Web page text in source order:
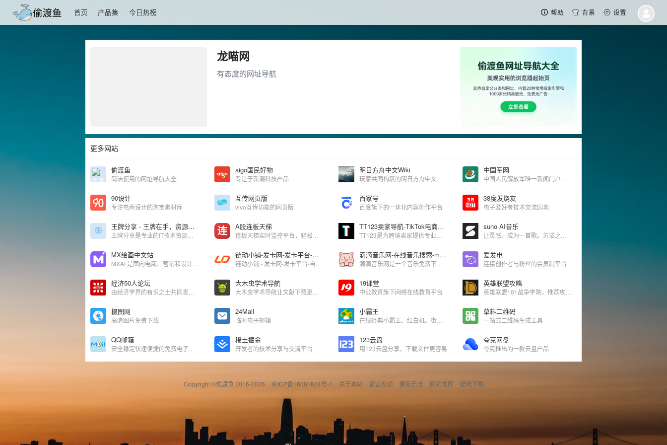
首页 产品集 今日热榜 帮助 背景 设置
龙喵网
有态度的网址导航
更多网站
偷渡鱼
简洁使用的网址导航大全
aigo国民好物
专注于新潮科技产品
明日方舟中文Wiki 中国军网
90设计
专注电商设计的淘宝素材库
互传网页版
vivo互传功能的网页版
百家号
百度旗下的一体化内容创作平台
38度发烧友
电子爱好者技术交流园地
王牌分享 - 王牌在手，资源无忧 A股连板天梯 TT123卖家导航-TikTok电商门户|海外短视频运营导航 suno AI音乐
MX绘画中文站 链动小铺-发卡网-发卡平台-自动发卡网-专注直清的自动发卡网,链动小铺发卡网 滴滴音乐网-在线音乐搜索-mp3歌曲免费下载 爱发电
连接创作者与粉丝的会员制平台
经济50人论坛 大木虫学术导航 19课堂
中公教育旗下网络在线教育平台
英雄联盟攻略
摄图网
高清图片免费下载
24Mail
临时电子邮箱
小霸王 草料二维码
一站式二维码生成工具
QQ邮箱 稀土掘金
开发者的技术分享与交流平台
123云盘
用123云盘分享，下载文件更容易
夸克网盘
夸克推出的一款云盘产品
Copyright ©偷渡鱼 2016-2026 京ICP备16001874号-1 关于本站 留言反馈 更新日志 网站地图 壁纸下载